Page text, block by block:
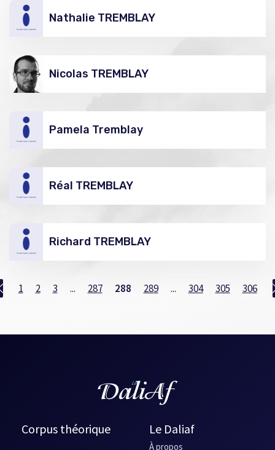
Nathalie TREMBLAY
Nicolas TREMBLAY
Pamela Tremblay
Réal TREMBLAY
Richard TREMBLAY
1 2 3 ... 287 288 289 ... 304 305 306
Corpus théorique Le Daliaf
À propos